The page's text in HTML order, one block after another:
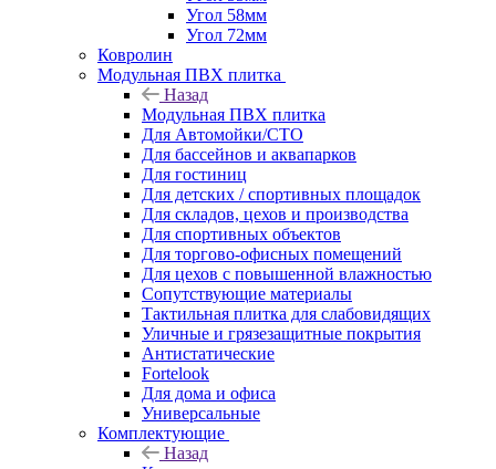
Угол 58мм
Угол 72мм
Ковролин
Модульная ПВХ плитка
Назад
Модульная ПВХ плитка
Для Автомойки/СТО
Для бассейнов и аквапарков
Для гостиниц
Для детских / спортивных площадок
Для складов, цехов и производства
Для спортивных объектов
Для торгово-офисных помещений
Для цехов с повышенной влажностью
Сопутствующие материалы
Тактильная плитка для слабовидящих
Уличные и грязезащитные покрытия
Антистатические
Fortelook
Для дома и офиса
Универсальные
Комплектующие
Назад